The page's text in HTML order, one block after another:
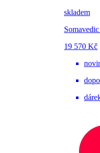
skladem
19 570 Kč